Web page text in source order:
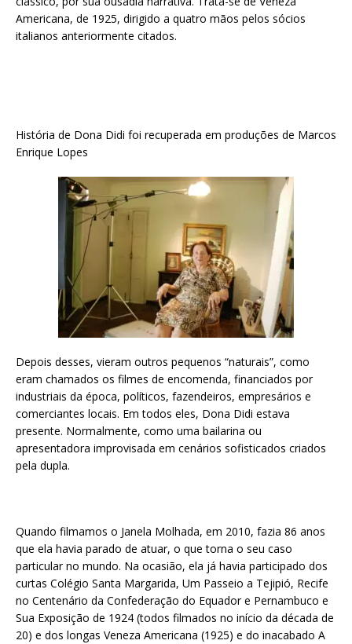
Americana, de 1925, dirigido a quatro mãos pelos sócios
italianos anteriormente citados.
História de Dona Didi foi recuperada em produções de Marcos
Enrique Lopes
Depois desses, vieram outros pequenos “naturais”, como
eram chamados os filmes de encomenda, financiados por
industriais da época, políticos, fazendeiros, empresários e
comerciantes locais. Em todos eles, Dona Didi estava
presente. Normalmente, como uma bailarina ou
apresentadora improvisada em cenários sofisticados criados
pela dupla.
Quando filmamos o Janela Molhada, em 2010, fazia 86 anos
que ela havia parado de atuar, o que torna o seu caso
particular no mundo. Na ocasião, ela já havia participado dos
curtas Colégio Santa Margarida, Um Passeio a Tejipió, Recife
no Centenário da Confederação do Equador e Pernambuco e
Sua Exposição de 1924 (todos filmados no início da década de
20) e dos longas Veneza Americana (1925) e do inacabado A